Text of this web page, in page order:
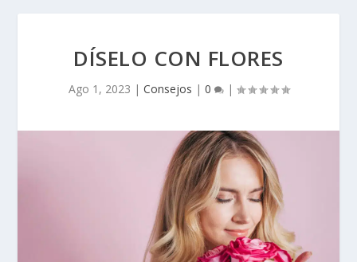
DÍSELO CON FLORES
Ago 1, 2023 | Consejos | 0 |